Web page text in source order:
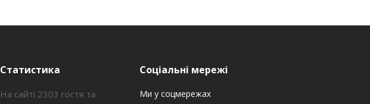
Статистика
На сайті 2303 гостя та
Соціальні мережі
Ми у соцмережах